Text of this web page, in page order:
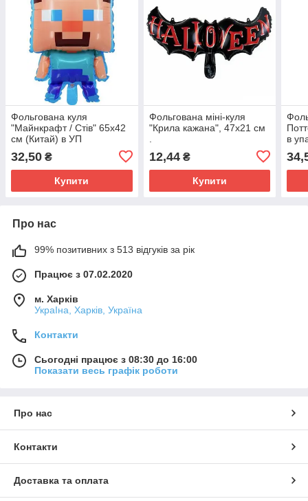
Фольгована куля
"Майнкрафт / Стів" 65х42
см (Китай) в УП
32,50 ₴
Купити
Фольгована міні-куля
"Крила кажана", 47х21 см
12,44₴
Купити
в
Про нас
99% позитивних з 513 відгуків за рік
Працює з 07.02.2020
м. Харків
УкраІна, Харків, Україна
Контакти
Сьогодні працює з 08:30 до 16:00
Показати весь графік роботи
Про нас
Контакти
Доставка та оплата